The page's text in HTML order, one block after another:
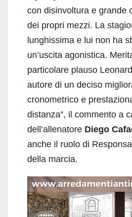
con disinvoltura e grande
dei propri mezzi. La
lunghissima e lui non ha
un’uscita agonistica.
particolare plauso
autore di un deciso
cronometrico e
distanza”, il commento a
dell’allenatore Diego
anche il ruolo di
della marcia.